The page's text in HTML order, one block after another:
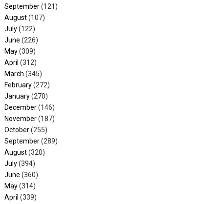
September(121)
August(107)
July(122)
June (226)
May(309)
April (312)
March (345)
February(272)
January(270)
December(146)
November(187)
October(255)
September(289)
August(320)
July(394)
June (360)
May(314)
April (339)